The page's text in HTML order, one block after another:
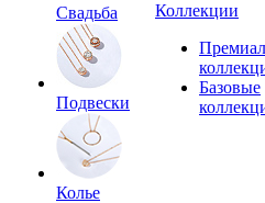
Свадьба
Подвески
Колье
Коллекции
Базовые